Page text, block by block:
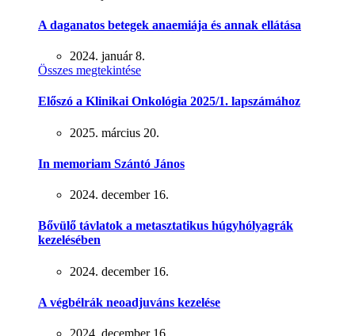
A daganatos betegek anaemiája és annak ellátása
2024. január 8.
Összes megtekintése
Előszó a Klinikai Onkológia 2025/1. lapszámához
2025. március 20.
In memoriam Szántó János
2024. december 16.
Bővülő távlatok a metasztatikus húgyhólyagrák
kezelésében
2024. december 16.
A végbélrák neoadjuváns kezelése